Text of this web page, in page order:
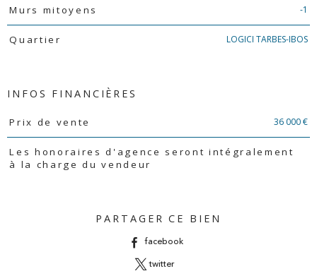
Murs mitoyens -1
Quartier LOGICI TARBES-IBOS
INFOS FINANCIÈRES
Caractéristiques Valeurs
Prix de vente 36 000 €
Les honoraires d'agence seront intégralement
à la charge du vendeur
PARTAGER CE BIEN
facebook
twitter